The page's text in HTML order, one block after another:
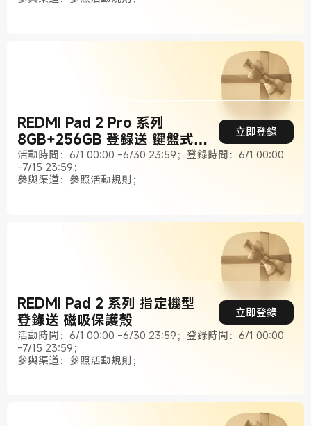
REDMI Pad 2 Pro 系列
8GB+256GB 登錄送 鍵盤式雙
面保護殼
立即登錄
活動時間：6/1 00:00 -6/30 23:59；登錄時間：6/1 00:00
-7/15 23:59；
參與渠道：參照活動規則；
REDMI Pad 2 系列 指定機型
登錄送 磁吸保護殼
立即登錄
活動時間：6/1 00:00 -6/30 23:59；登錄時間：6/1 00:00
-7/15 23:59；
參與渠道：參照活動規則；